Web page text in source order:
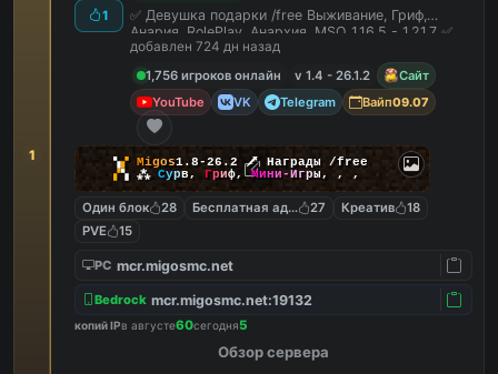
1
1
✅ Девушка подарки /free Выживание, Гриф,
Анария, RolePlay, Анархия, MSO 1.16.5 - 1.21.7 ✅
добавлен 724 дн назад
1,756 игроков онлайн
v 1.4 - 26.1.2
Сайт
YouTube
VK Telegram Вайп09.07
▚▞ Migos1.8-26.2🗡 Награды /free
▞▚ ⁂ Сурв, Гриф,Мини-Игры, , ,
Один блок 28 Бесплатная админка
27 Креатив
18
PVE
15
PC mcr.migosmc.net
Bedrock mcr.migosmc.net:19132
копий IPв августе60сегодня5
Обзор сервера